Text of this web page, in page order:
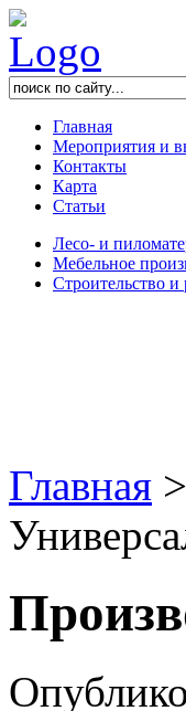
Главная
Мероприятия и
Контакты
Карта
Статьи
Лесо- и
Мебельное
Строительство и
Главная >